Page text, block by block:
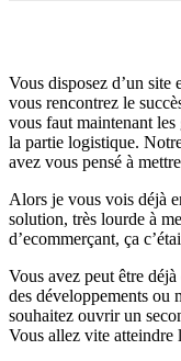
Vous disposez d’un site
vous rencontrez le
vous faut maintenant les
la partie logistique.
avez vous pensé à
Alors je vous vois déjà
solution, très lourde à
d’ecommerçant, ça
Vous avez peut être
des développements ou
souhaitez ouvrir un
Vous allez vite atteindre